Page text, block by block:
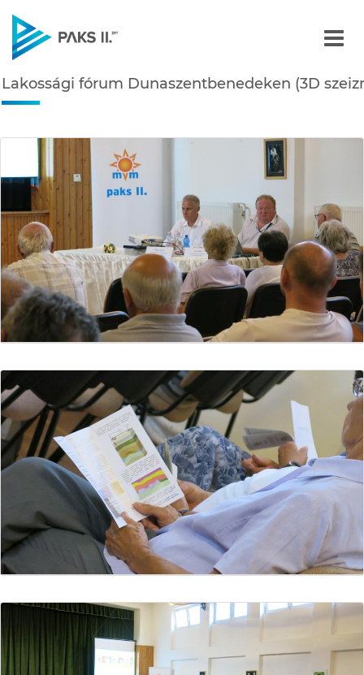
Navigáció
Lakossági fórum
Lakossági fórum Dunaszentbenedeken (3D